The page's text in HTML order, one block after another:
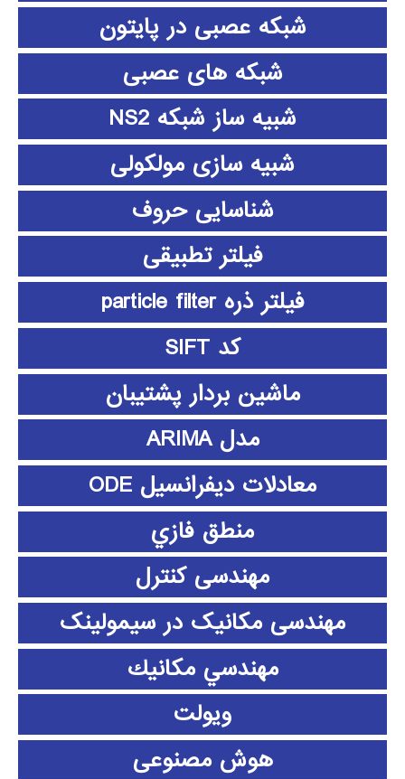
شبکه عصبی در پایتون
شبکه های عصبی
شبیه ساز شبکه NS2
شبیه سازی مولکولی
شناسایی حروف
فیلتر تطبیقی
فیلتر ذره particle filter
کد SIFT
ماشین بردار پشتیبان
مدل ARIMA
معادلات دیفرانسیل ODE
منطق فازي
مهندسی کنترل
مهندسی مکانیک در سیمولینک
مهندسي مكانيك
ویولت
هوش مصنوعی